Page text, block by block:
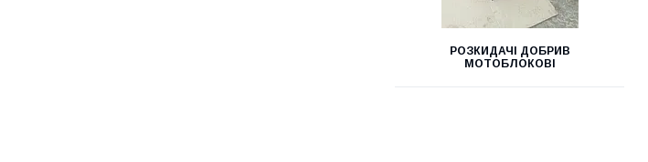
РОЗКИДАЧІ ДОБРИВ
МОТОБЛОКОВІ